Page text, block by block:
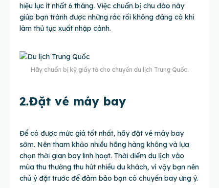
hiệu lực ít nhất 6 tháng. Việc chuẩn bị chu đáo này
giúp bạn tránh được những rắc rối không đáng có khi
làm thủ tục xuất nhập cảnh.
Hãy chuẩn bị kỹ giấy tờ cho chuyến du lịch Trung Quốc.
2.Đặt vé máy bay
Để có được mức giá tốt nhất, hãy đặt vé máy bay
sớm. Nên tham khảo nhiều hãng hàng không và lựa
chọn thời gian bay linh hoạt. Thời điểm du lịch vào
mùa thu thường thu hút nhiều du khách, vì vậy bạn nên
chú ý đặt trước để đảm bảo bạn có chuyến bay ưng ý.